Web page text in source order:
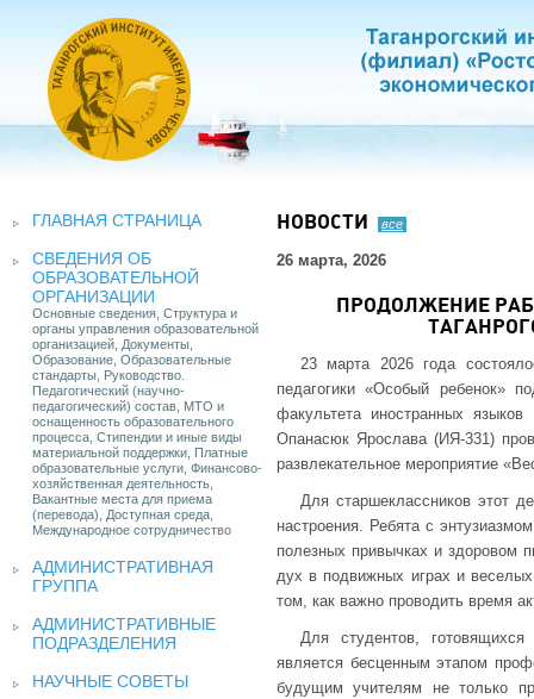
ГЛАВНАЯ СТРАНИЦА
СВЕДЕНИЯ ОБ
ОБРАЗОВАТЕЛЬНОЙ
ОРГАНИЗАЦИИ
Основные сведения, Структура и
органы управления образовательной
организацией, Документы,
Образование, Образовательные
стандарты, Руководство.
Педагогический (научно-
педагогический) состав, МТО и
оснащенность образовательного
процесса, Стипендии и иные виды
материальной поддержки, Платные
образовательные услуги, Финансово-
хозяйственная деятельность,
Вакантные места для приема
(перевода), Доступная среда,
Международное сотрудничество
АДМИНИСТРАТИВНАЯ
ГРУППА
АДМИНИСТРАТИВНЫЕ
ПОДРАЗДЕЛЕНИЯ
НАУЧНЫЕ СОВЕТЫ
НОВОСТИ все
26 марта, 2026
ПРОДОЛЖЕНИЕ
23 марта 2026 года
педагогики «Особый ребенок»
факультета иностранных
Опанасюк Ярослава (ИЯ-331)
развлекательное мероприятие
Для старшеклассников этот
настроения. Ребята с
полезных привычках и здоровом
дух в подвижных играх и
том, как важно проводить время
Для студентов,
является бесценным этапом
будущим учителям не только